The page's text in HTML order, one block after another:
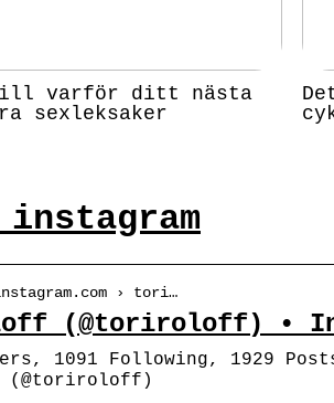
varför ditt nästa
sexleksaker
› tori…
(@toriroloff) •
1091 Following, 1929
(@toriroloff)